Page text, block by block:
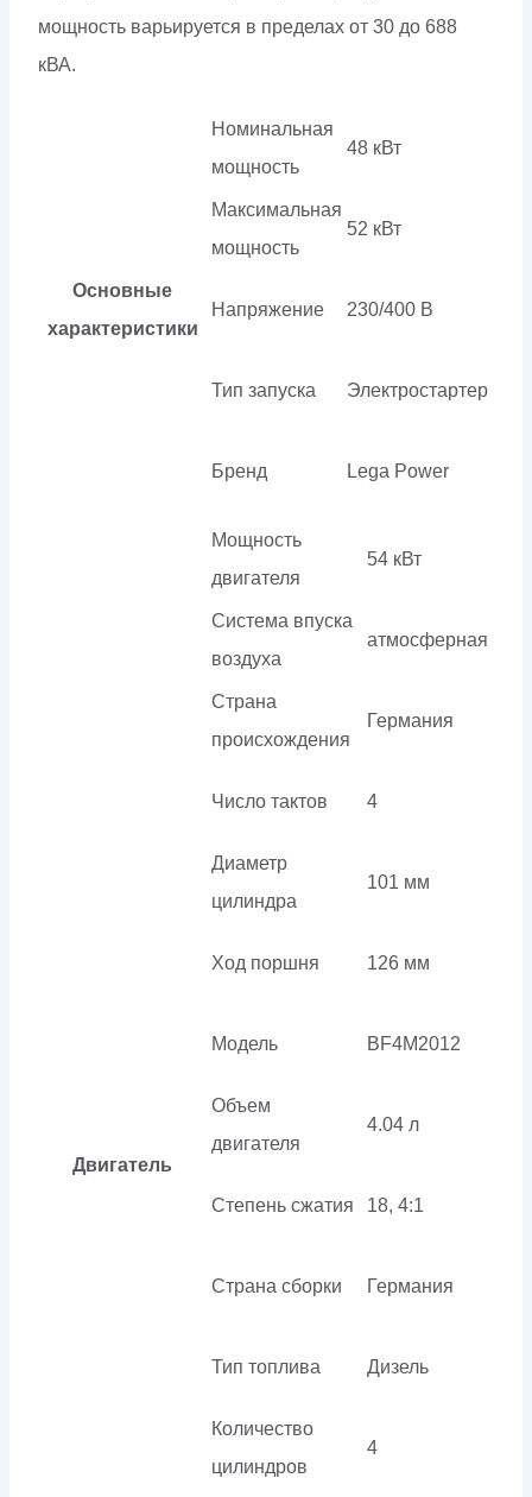
мощность варьируется в пределах от 30 до 688
кВА.
Основные
характеристики
Номинальная
мощность
48 кВт
Максимальная
мощность
52 кВт
Напряжение 230/400 В
Тип запуска Электростартер
Бренд Lega Power
Двигатель
Мощность
двигателя
54 кВт
Система впуска
воздуха
атмосферная
Страна
происхождения
Германия
Число тактов 4
Диаметр
цилиндра
101 мм
Ход поршня 126 мм
Модель BF4M2012
Объем
двигателя
4.04 л
Степень сжатия 18, 4:1
Страна сборки Германия
Тип топлива Дизель
Количество
цилиндров
4